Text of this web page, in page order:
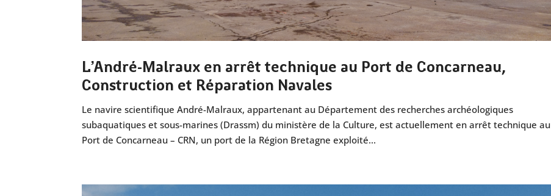
L’André-Malraux en arrêt technique au Port de Concarneau,
Construction et Réparation Navales
Le navire scientifique André-Malraux, appartenant au Département des recherches archéologiques
subaquatiques et sous-marines (Drassm) du ministère de la Culture, est actuellement en arrêt technique au
Port de Concarneau – CRN, un port de la Région Bretagne exploité...